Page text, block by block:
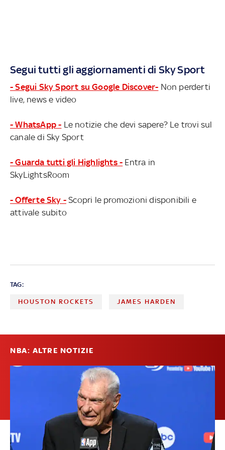
Segui tutti gli aggiornamenti di Sky Sport
- Segui Sky Sport su Google Discover- Non perderti
live, news e video
- WhatsApp - Le notizie che devi sapere? Le trovi sul
canale di Sky Sport
- Guarda tutti gli Highlights - Entra in
SkyLightsRoom
- Offerte Sky - Scopri le promozioni disponibili e
attivale subito
TAG:
HOUSTON ROCKETS JAMES HARDEN
NBA: ALTRE NOTIZIE